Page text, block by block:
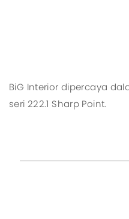
BiG Interior dipercaya
seri 222.1 Sharp Point.